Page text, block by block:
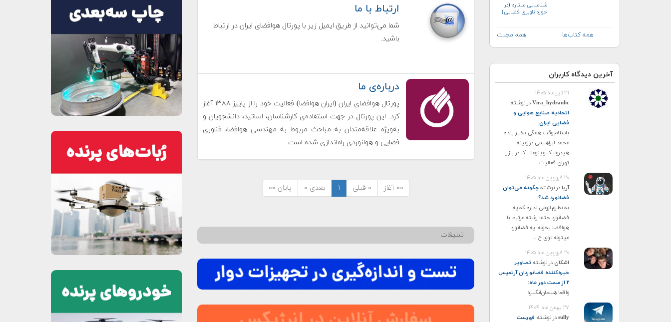
شناسایی ستاره (در
حوزه ناوبری فضایی)
همه کتاب‌ها همه مجلات
آخرین دیدگاه کاربران
۳۱ تیر ماه ۱۴۰۵
Vira_hydraulicدر نوشته
اتحادیه صنایع هوایی و
فضایی ایران:
باسلام وقت همگی بخیر بنده
محمد ابراهیمی درزمینه
هیدرولیک و پنوماتیک در بازار
تهران فعالیت ...
۲۰ فروردین ماه ۱۴۰۵
آریادر نوشتهچگونه می‌توان
فضانورد شد؟:
به نظرم لزومی نداره که یه
فضانورد حتما رشته مرتبط با
هوافضا بخونه. یه فضانورد
میتونه توی ح ...
۲۰ فروردین ماه ۱۴۰۵
اشکاندر نوشته تصاویر
خیره‌کننده فضانوردان آرتمیس
۲ از سمت دور ماه
:
واقعا هیجان‌انگیزه
۲۷ بهمن ماه ۱۴۰۴
sullyدر نوشته فهرست
ارتباط با ما
شما می‌توانید از طریق ایمیل زیر با پورتال هوافضای ایران در ارتباط
باشید.
درباره‌ی ما
پورتال هوافضای ایران (ایران هوافضا) فعالیت خود را از پاییز ۱۳۸۸ آغاز
کرد. این پورتال در جهت استفاده‌ی کارشناسان، اساتید، دانشجویان و
به‌ویژه علاقه‌مندان به مباحث مربوط به مهندسی هوافضا، فناوری
فضایی و هوانوردی راه‌اندازی شده است.
«« آغاز « قبلی ۱ بعدی » پایان »»
تبلیغات